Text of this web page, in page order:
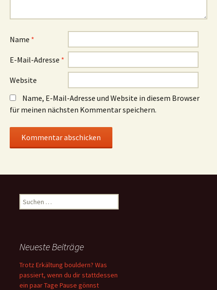
Name *
E-Mail-Adresse *
Website
Name, E-Mail-Adresse und Website in diesem Browser
für meinen nächsten Kommentar speichern.
Suchen
nach:
Neueste Beiträge
Trotz Erkältung bouldern? Was
passiert, wenn du dir stattdessen
ein paar Tage Pause gönnst